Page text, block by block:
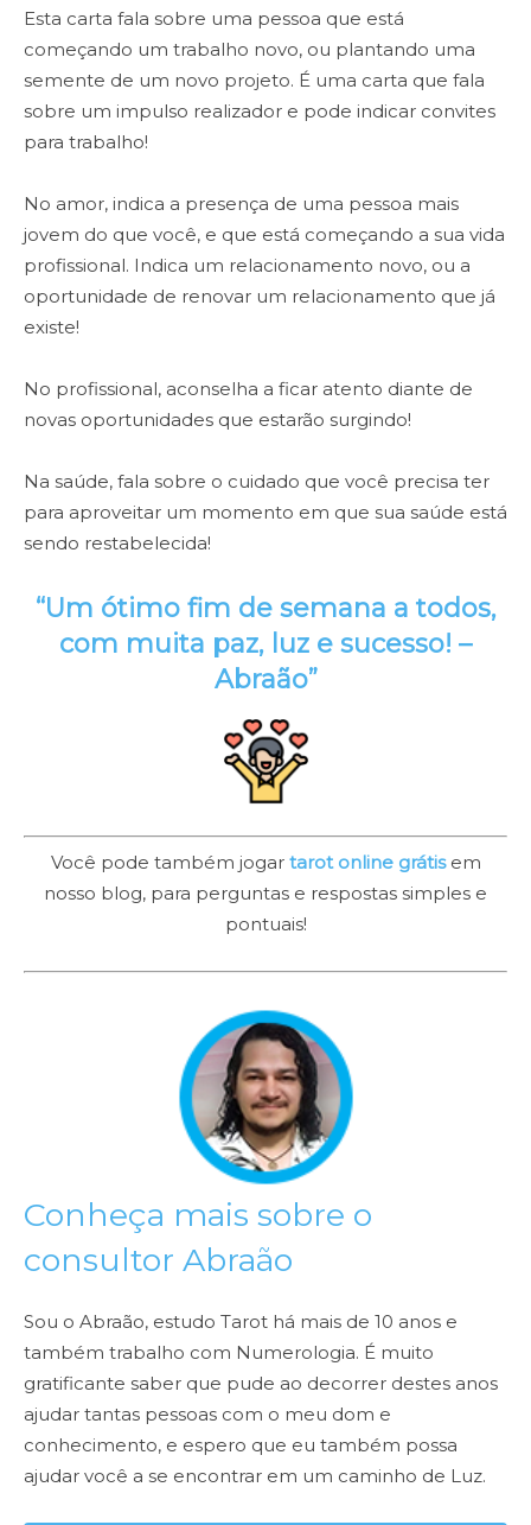
Esta carta fala sobre uma pessoa que está
começando um trabalho novo, ou plantando uma
semente de um novo projeto. É uma carta que fala
sobre um impulso realizador e pode indicar convites
para trabalho!
No amor, indica a presença de uma pessoa mais
jovem do que você, e que está começando a sua vida
profissional. Indica um relacionamento novo, ou a
oportunidade de renovar um relacionamento que já
existe!
No profissional, aconselha a ficar atento diante de
novas oportunidades que estarão surgindo!
Na saúde, fala sobre o cuidado que você precisa ter
para aproveitar um momento em que sua saúde está
sendo restabelecida!
“Um ótimo fim de semana a todos,
com muita paz, luz e sucesso! –
Abraão”
Você pode também jogar tarot online grátisem
nosso blog, para perguntas e respostas simples e
pontuais!
Conheça mais sobre o
consultor Abraão
Sou o Abraão, estudo Tarot há mais de 10 anos e
também trabalho com Numerologia. É muito
gratificante saber que pude ao decorrer destes anos
ajudar tantas pessoas com o meu dom e
conhecimento, e espero que eu também possa
ajudar você a se encontrar em um caminho de Luz.